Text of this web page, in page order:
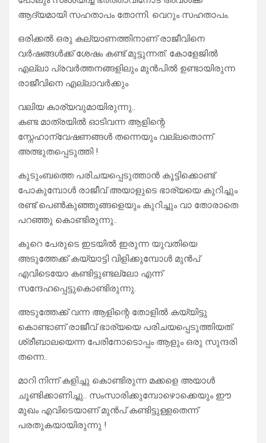
ആദ്യമായി സഹതാപം തോന്നി. വെറും സഹതാപം.
ഒരിക്കൽ ഒരു കല്യാണത്തിനാണ് രാജീവിനെ
വർഷങ്ങൾക്ക് ശേഷം കണ്ട് മുട്ടുന്നത്. കോളേജിൽ
എല്ലാ പ്രവർത്തനങ്ങളിലും മുൻപിൽ ഉണ്ടായിരുന്ന
രാജീവിനെ എല്ലാവർക്കും
വലിയ കാര്യവുമായിരുന്നു..
കണ്ട മാത്രയിൽ ഓടിവന്ന ആളിന്റെ
സ്നേഹാന്വേഷണങ്ങൾ തന്നെയും വല്ലതൊന്ന്
അത്ഭുതപ്പെടുത്തി !
കുടുംബത്തെ പരിചയപ്പെടുത്താൻ കൂട്ടിക്കൊണ്ട്
പോകുമ്പോൾ രാജീവ്‌ അയാളുടെ ഭാര്യയെ കുറിച്ചും
രണ്ട് പെൺകുഞ്ഞുങ്ങളെയും കുറിച്ചും വാ തോരാതെ
പറഞ്ഞു കൊണ്ടിരുന്നു..
കുറെ പേരുടെ ഇടയിൽ ഇരുന്ന യുവതിയെ
അടുത്തേക്ക് കയ്യാട്ടി വിളിക്കുമ്പോൾ മുൻപ്
എവിടെയോ കണ്ടിട്ടുണ്ടല്ലോ എന്ന്
സന്ദേഹപ്പെട്ടുകൊണ്ടിരുന്നു.
അടുത്തേക്ക് വന്ന ആളിന്റെ തോളിൽ കയ്യിട്ടു
കൊണ്ടാണ് രാജീവ്‌ ഭാര്യയെ പരിചയപ്പെടുത്തിയത്.
ശ്രീബാലയെന്ന പേരിനോടൊപ്പം ആളും ഒരു സുന്ദരി
തന്നെ..
മാറി നിന്ന് കളിച്ചു കൊണ്ടിരുന്ന മക്കളെ അയാൾ
ചൂണ്ടിക്കാണിച്ചു.. സംസാരിക്കുമ്പോഴൊക്കെയും ഈ
മുഖം എവിടെയാണ് മുൻപ് കണ്ടിട്ടുള്ളതെന്ന്
പരതുകയായിരുന്നു !